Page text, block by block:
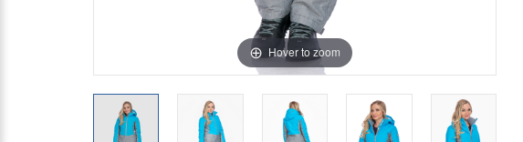
Hover to zoom